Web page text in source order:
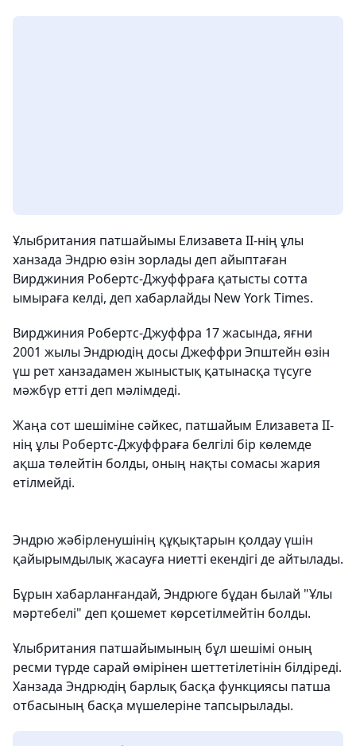
Ұлыбритания патшайымы Елизавета II-нің ұлы
ханзада Эндрю өзін зорлады деп айыптаған
Вирджиния Робертс-Джуффраға қатысты сотта
ымыраға келді, деп хабарлайды New York Times.
Вирджиния Робертс-Джуффра 17 жасында, яғни
2001 жылы Эндрюдің досы Джеффри Эпштейн өзін
үш рет ханзадамен жыныстық қатынасқа түсуге
мәжбүр етті деп мәлімдеді.
Жаңа сот шешіміне сәйкес, патшайым Елизавета II-
нің ұлы Робертс-Джуффраға белгілі бір көлемде
ақша төлейтін болды, оның нақты сомасы жария
етілмейді.
Эндрю жәбірленушінің құқықтарын қолдау үшін
қайырымдылық жасауға ниетті екендігі де айтылады.
Бұрын хабарланғандай, Эндрюге бұдан былай "Ұлы
мәртебелі" деп қошемет көрсетілмейтін болды.
Ұлыбритания патшайымының бұл шешімі оның
ресми түрде сарай өмірінен шеттетілетінін білдіреді.
Ханзада Эндрюдің барлық басқа функциясы патша
отбасының басқа мүшелеріне тапсырылады.